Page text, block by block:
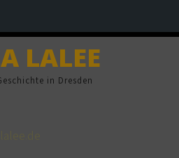
LALEE
in Dresden